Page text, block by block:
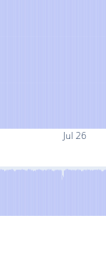
Jul 26